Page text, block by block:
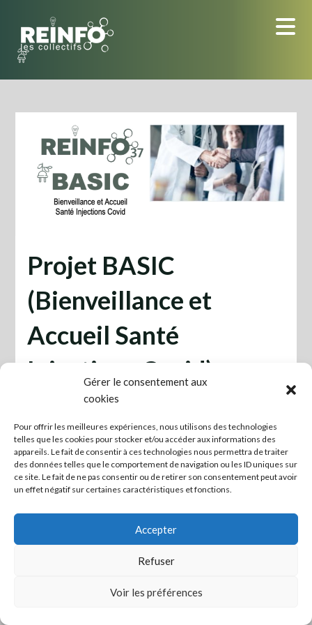
Gérer le consentement aux
cookies
Pour offrir les meilleures expériences, nous utilisons des technologies
telles que les cookies pour stocker et/ou accéder aux informations des
appareils. Le fait de consentir à ces technologies nous permettra de traiter
des données telles que le comportement de navigation ou les ID uniques sur
ce site. Le fait de ne pas consentir ou de retirer son consentement peut avoir
un effet négatif sur certaines caractéristiques et fonctions.
Accepter
Refuser
Voir les préférences
content
Projet BASIC
(Bienveillance et
Accueil Santé
Injections Covid)
Posted on septembre 4, 2023
Projet-Basic Télécharger
Mettre en lien ceux qui veulent agir ! -Mentions légales